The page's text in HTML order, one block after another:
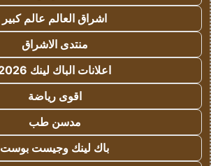
اشراق العالم عالم كبير
منتدى الاشراق
اعلانات الباك لينك 2026
اقوى رياضة
مدسن طب
باك لينك وجيست بوست